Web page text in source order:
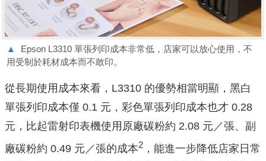
▲
Epson L3310 單張列印成本非常低，店家可以放心使用，不
用受制於耗材成本而不敢印。
從長期使用成本來看，L3310 的優勢相當明顯，黑白
單張列印成本僅 0.1 元，彩色單張列印成本也才 0.28
元，比起雷射印表機使用原廠碳粉約 2.08 元／張、副
廠碳粉約 0.49 元／張的成本2 ，能進一步降低店家日常